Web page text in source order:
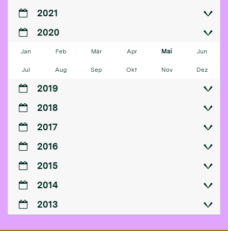
2021
2020
Jan Feb Mär Apr Mai Jun
Jul Aug Sep Okt Nov Dez
2019
2018
2017
2016
2015
2014
2013